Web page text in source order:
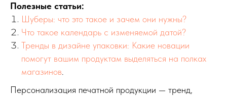
Полезные статьи:
Шуберы: что это такое и зачем они нужны?
Что такое календарь с изменяемой датой?
Тренды в дизайне упаковки: Какие новации
помогут вашим продуктам выделяться на полках
магазинов
Персонализация печатной продукции — тренд,